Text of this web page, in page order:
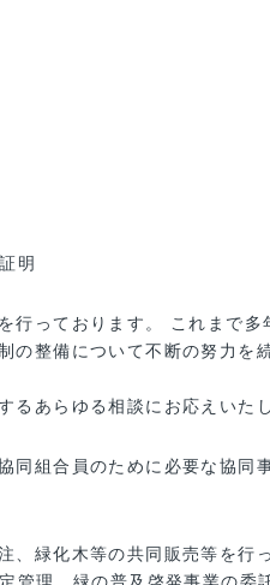
明
行っております。 これまで
の整備について不断の努力
るあらゆる相談にお応えいた
同組合員のために必要な協
、緑化木等の共同販売等を
管理、緑の普及啓発事業の委